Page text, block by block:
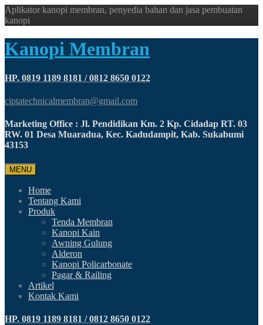
Aplikator kanopi membran, penyedia bahan dan jasa pembuatan
kanopi
Kanopi Membran
HP. 0819 1189 8181 / 0812 8650 0122
ciptatechnicalmembran@gmail.com
Marketing Office : Jl. Pendidikan Km. 2 Kp. Cidadap RT. 03
RW. 01 Desa Muaradua, Kec. Kadudampit, Kab. Sukabumi
43153
MENU
Home
Tentang Kami
Produk
Tenda Membran
Kanopi Kain
Awning Gulung
Alderon
Kanopi Policarbonate
Pagar & Railing
Artikel
Kontak Kami
HP. 0819 1189 8181 / 0812 8650 0122